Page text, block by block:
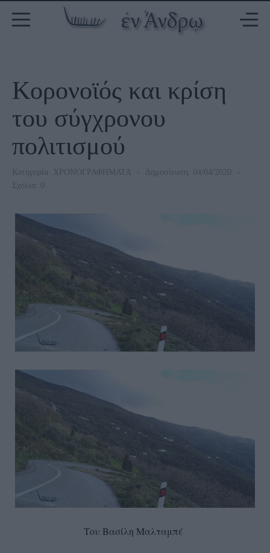
Κορονοϊός και κρίση
του σύγχρονου
πολιτισμού
Κατηγορία: ΧΡΟΝΟΓΡΑΦΗΜΑΤΑ
Δημοσίευση: 04/04/2020
Σχόλια: 0
Του Βασίλη Μαλταμπέ